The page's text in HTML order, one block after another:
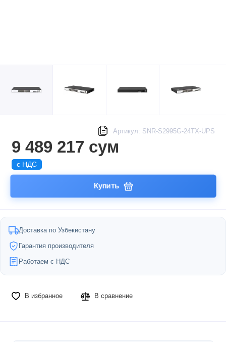
Артикул: SNR-S2995G-24TX-UPS
9 489 217 сум
с НДС
Купить
Доставка по Узбекистану
Гарантия производителя
Работаем с НДС
В избранное В сравнение